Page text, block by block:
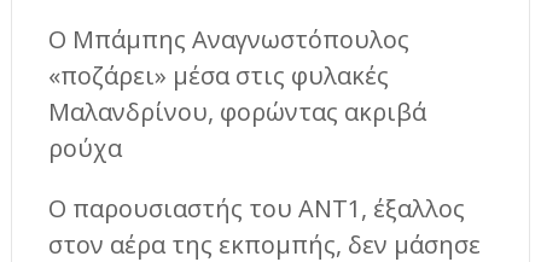
Ο Μπάμπης Αναγνωστόπουλος
«ποζάρει» μέσα στις φυλακές
Μαλανδρίνου, φορώντας ακριβά
ρούχα
Ο παρουσιαστής του ΑΝΤ1, έξαλλος
στον αέρα της εκπομπής, δεν μάσησε